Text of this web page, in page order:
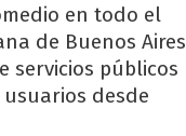
en todo el
de Buenos Aires
servicios públicos
desde